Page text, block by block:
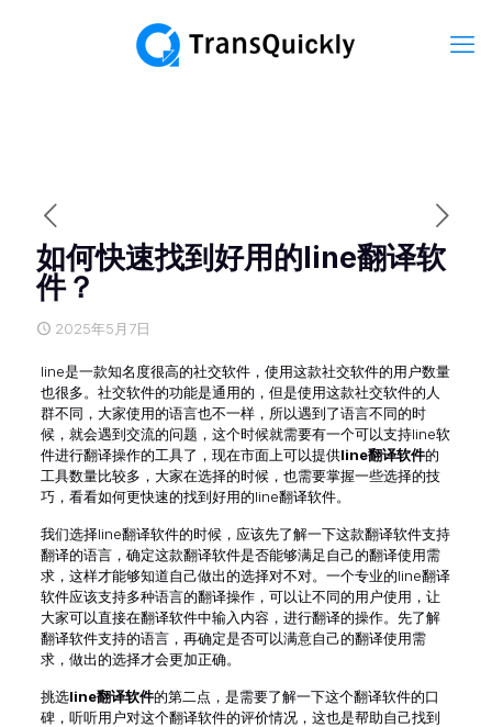
如何快速找到好用的line翻译软
件？
2025年5月7日
line是一款知名度很高的社交软件，使用这款社交软件的用户数量
也很多。社交软件的功能是通用的，但是使用这款社交软件的人
群不同，大家使用的语言也不一样，所以遇到了语言不同的时
候，就会遇到交流的问题，这个时候就需要有一个可以支持line软
件进行翻译操作的工具了，现在市面上可以提供line翻译软件的
工具数量比较多，大家在选择的时候，也需要掌握一些选择的技
巧，看看如何更快速的找到好用的line翻译软件。
我们选择line翻译软件的时候，应该先了解一下这款翻译软件支持
翻译的语言，确定这款翻译软件是否能够满足自己的翻译使用需
求，这样才能够知道自己做出的选择对不对。一个专业的line翻译
软件应该支持多种语言的翻译操作，可以让不同的用户使用，让
大家可以直接在翻译软件中输入内容，进行翻译的操作。先了解
翻译软件支持的语言，再确定是否可以满意自己的翻译使用需
求，做出的选择才会更加正确。
挑选line翻译软件的第二点，是需要了解一下这个翻译软件的口
碑，听听用户对这个翻译软件的评价情况，这也是帮助自己找到